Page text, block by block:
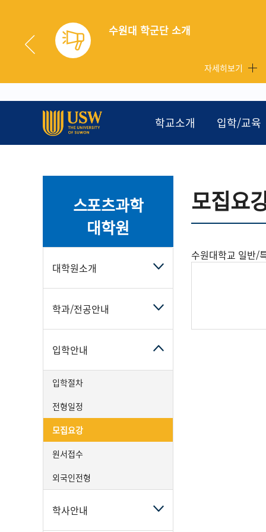
자
학교소개 입학/교육
스포츠과학
대학원
대학원소개
학과/전공안내
입학안내
입학절차
전형일정
모집요강
원서접수
외국인전형
학사안내
모집요
모
수원대학교 일반/